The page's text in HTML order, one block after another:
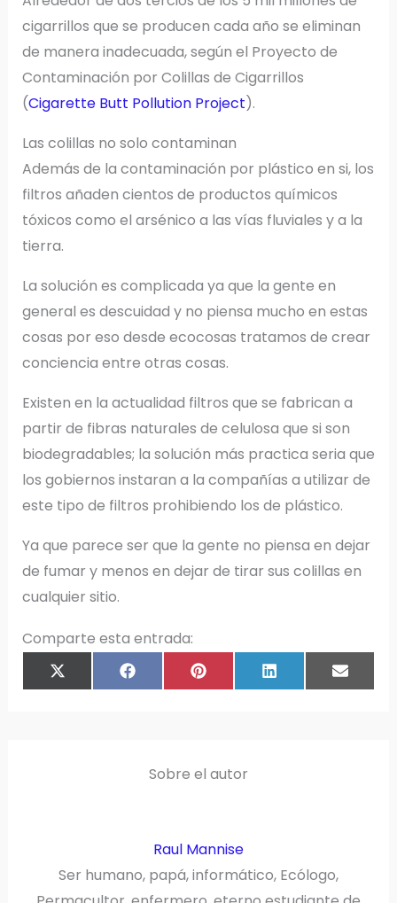
cigarrillos que se producen cada año se eliminan
de manera inadecuada, según el Proyecto de
Contaminación por Colillas de Cigarrillos
(Cigarette Butt Pollution Project).
Las colillas no solo contaminan
Además de la contaminación por plástico en si, los
filtros añaden cientos de productos químicos
tóxicos como el arsénico a las vías fluviales y a la
tierra.
La solución es complicada ya que la gente en
general es descuidad y no piensa mucho en estas
cosas por eso desde ecocosas tratamos de crear
conciencia entre otras cosas.
Existen en la actualidad filtros que se fabrican a
partir de fibras naturales de celulosa que si son
biodegradables; la solución más practica seria que
los gobiernos instaran a la compañías a utilizar de
este tipo de filtros prohibiendo los de plástico.
Ya que parece ser que la gente no piensa en dejar
de fumar y menos en dejar de tirar sus colillas en
cualquier sitio.
Comparte esta entrada:
COMPARTIR
EN
X
T
COMPARTIR
F
C
COMPARTIR
P
N
COMPARTIR
EN
L
N
E
A
Sobre el autor
Raul Mannise
Ser humano, papá, informático, Ecólogo,